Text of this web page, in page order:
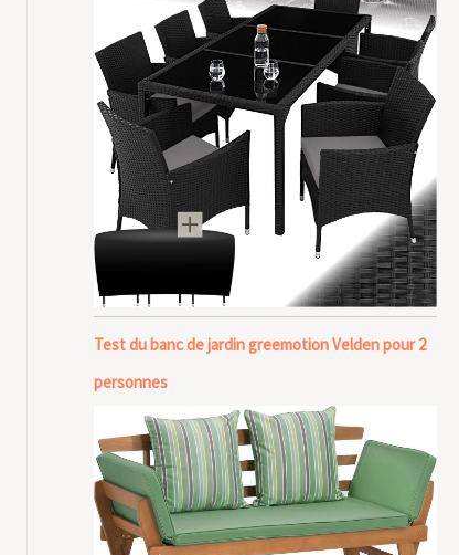
Test du banc de jardin greemotion Velden pour 2
personnes